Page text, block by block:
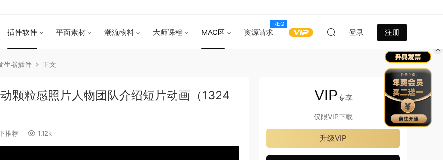
插件软件 平面素材 潮流物料 大师课程 MAC区 资源请求
REQ
登录 注册
生器插件 正文
颗粒感照片人物团队介绍短片动画（1324
推荐 1.12k
VIP专享
仅限VIP下载
升级VIP